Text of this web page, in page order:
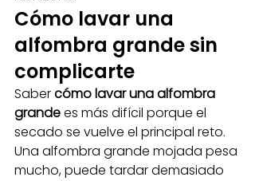
Cómo lavar una
alfombra grande sin
complicarte
Saber cómo lavar una alfombra
grande es más difícil porque el
secado se vuelve el principal reto.
Una alfombra grande mojada pesa
mucho, puede tardar demasiado